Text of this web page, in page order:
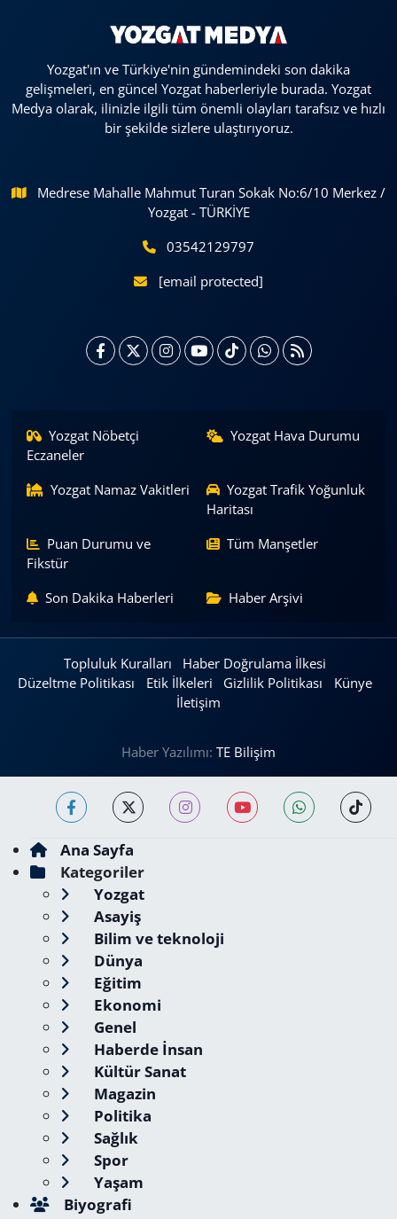
Yozgat'ın ve Türkiye'nin gündemindeki son dakika
gelişmeleri, en güncel Yozgat haberleriyle burada. Yozgat
Medya olarak, ilinizle ilgili tüm önemli olayları tarafsız ve hızlı
bir şekilde sizlere ulaştırıyoruz.
Medrese Mahalle Mahmut Turan Sokak No:6/10 Merkez /
Yozgat - TÜRKİYE
03542129797
[email protected]
Yozgat Nöbetçi
Eczaneler
Yozgat Hava Durumu
Yozgat Namaz Vakitleri
Yozgat Trafik Yoğunluk
Haritası
Puan Durumu ve
Fikstür
Tüm Manşetler
Son Dakika Haberleri Haber Arşivi
Topluluk Kuralları
Haber Doğrulama İlkesi
Düzeltme Politikası
Etik İlkeleri Gizlilik Politikası
Künye
İletişim
Haber Yazılımı: TE Bilişim
Ana Sayfa
Kategoriler
Yozgat
Asayiş
Bilim ve teknoloji
Dünya
Eğitim
Ekonomi
Genel
Haberde İnsan
Kültür Sanat
Magazin
Politika
Sağlık
Spor
Yaşam
Biyografi